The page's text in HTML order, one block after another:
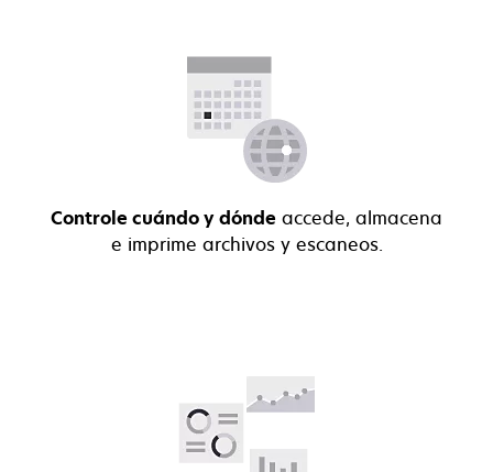
Controle cuándo y dónde accede, almacena
e imprime archivos y escaneos.